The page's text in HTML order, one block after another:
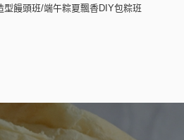
饅頭班/端午粽夏飄香DIY包粽班